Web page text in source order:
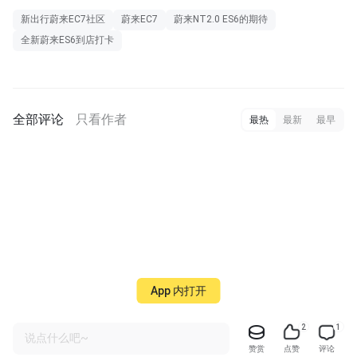
新出行蔚来EC7社区 蔚来EC7
蔚来NT2.0 ES6的期待
全新蔚来ES6到店打卡
全部评论 只看作者 最热 最新 最早
说点什么吧~
赞赏
2
点赞
1
评论
App 内打开